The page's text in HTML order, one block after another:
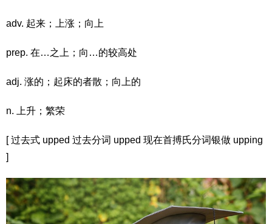
adv. 起来；上涨；向上
prep. 在…之上；向…的较高处
adj. 涨的；起床的者散；向上的
n. 上升；繁荣
[ 过去式 upped 过去分词 upped 现在首搏氏分词银做 upping
]